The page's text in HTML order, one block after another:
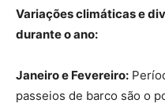
Variações climáticas e
durante o ano:
Janeiro e Fevereiro:
passeios de barco são o